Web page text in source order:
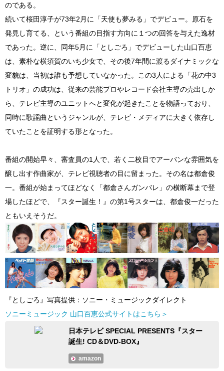
のである。
続いて桜田淳子が73年2月に「天使も夢みる」でデビュー。原石を
発見し育てる、という番組の目指す方向に１つの回答を与えた逸材
であった。逆に、同年5月に「としごろ」でデビューした山口百恵
は、素朴な横須賀のいち少女で、その後7年間に渡るダイナミックな
変貌は、当初は誰も予想していなかった。この3人による「花の中3
トリオ」の成功は、従来の芸能プロやレコード会社主導の売出しか
ら、テレビ主導のユニットへと変化が起きたことを物語っており、
同時に歌謡曲というジャンルが、テレビ・メディアに大きく依存し
ていたことを証明する形となった。
番組の開始早々、審査員の1人で、若く二枚目でアーバンな雰囲気を
醸し出す作曲家が、テレビ視聴者の目に留まった。その名は都倉俊
一。番組が始まってほどなく「都倉さんガンバレ」の横断幕まで登
場したほどで、『スター誕生！』の第1号スターは、都倉俊一だった
ともいえそうだ。
『としごろ』写真提供：ソニー・ミュージックダイレクト
ソニーミュージック 山口百恵公式サイトはこちら＞
日本テレビ SPECIAL PRESENTS『スター
誕生! CD＆DVD-BOX』
amazon